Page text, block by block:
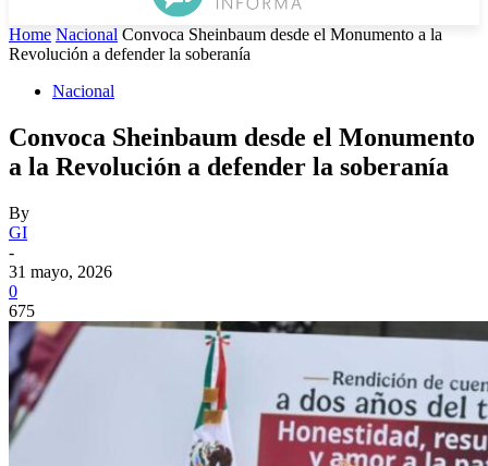
Home Nacional Convoca Sheinbaum desde el Monumento a la
Revolución a defender la soberanía
Nacional
Convoca Sheinbaum desde el Monumento
a la Revolución a defender la soberanía
By
GI
-
31 mayo, 2026
0
675